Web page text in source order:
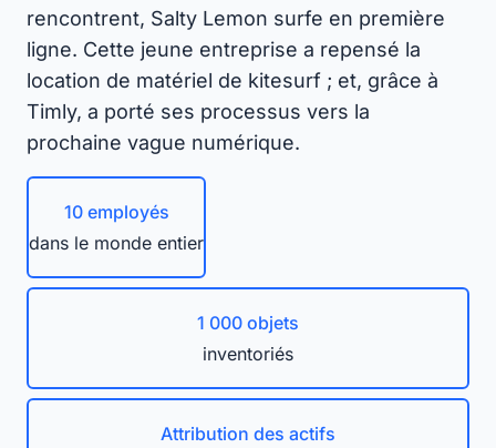
rencontrent, Salty Lemon surfe en première
ligne. Cette jeune entreprise a repensé la
location de matériel de kitesurf ; et, grâce à
Timly, a porté ses processus vers la
prochaine vague numérique.
10 employés
dans le monde entier
1 000 objets
inventoriés
Attribution des actifs